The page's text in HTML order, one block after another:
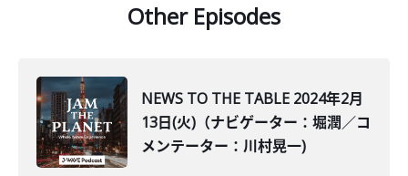
Other Episodes
NEWS TO THE TABLE 2024年2月
13日(火)（ナビゲーター：堀潤／コ
メンテーター：川村晃一)